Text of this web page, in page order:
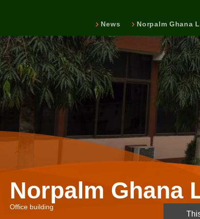
News Norpalm Ghana
Norpalm Ghana
Office building